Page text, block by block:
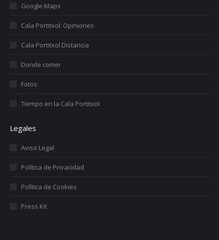
Google Maps
Cala Portitxol: Opiniones
Cala Portitxol Distancia
Donde comer
Fotos
Tiempo en la Cala Portitxol
Legales
Aviso Legal
Política de Privacidad
Política de Cookies
Press Kit